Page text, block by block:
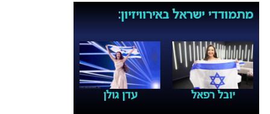
מתמודדי ישראל באירוויזיון:
יובל רפאל עדן גולן